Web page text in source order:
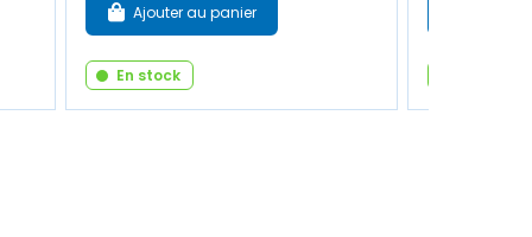
Ajouter au panier
En stock